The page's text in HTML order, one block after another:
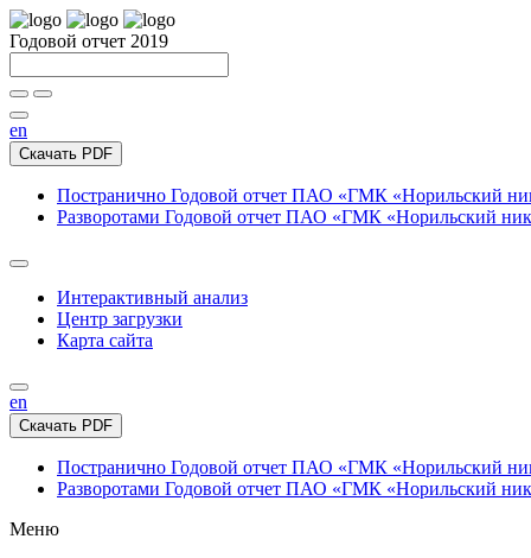
Годовой отчет 2019
en
Скачать PDF
Постранично Годовой отчет ПАО «ГМК «Норильский
Разворотами Годовой отчет ПАО «ГМК «Норильский
Интерактивный анализ
Центр загрузки
Карта сайта
en
Скачать PDF
Постранично Годовой отчет ПАО «ГМК «Норильский
Разворотами Годовой отчет ПАО «ГМК «Норильский
Меню